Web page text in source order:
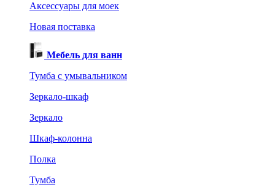
Аксессуары для моек
Новая поставка
Мебель для ванн
Тумба с умывальником
Зеркало-шкаф
Зеркало
Шкаф-колонна
Полка
Тумба